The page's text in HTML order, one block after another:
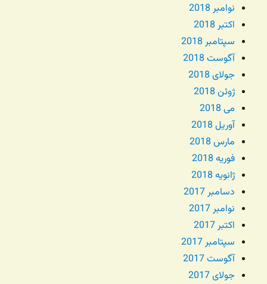
نوامبر 2018
اکتبر 2018
سپتامبر 2018
آگوست 2018
جولای 2018
ژوئن 2018
می 2018
آوریل 2018
مارس 2018
فوریه 2018
ژانویه 2018
دسامبر 2017
نوامبر 2017
اکتبر 2017
سپتامبر 2017
آگوست 2017
جولای 2017